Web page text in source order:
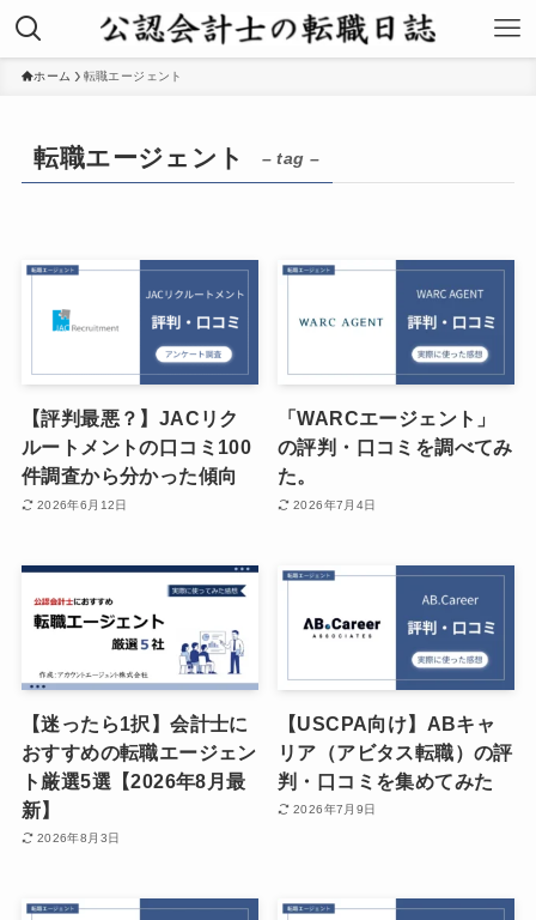
ホーム 転職エージェント
転職エージェント – tag –
【評判最悪？】JACリク
ルートメントの口コミ100
件調査から分かった傾向
2026年6月12日
「WARCエージェント」
の評判・口コミを調べてみ
た。
2026年7月4日
【迷ったら1択】会計士に
おすすめの転職エージェン
ト厳選5選【2026年8月最
新】
2026年8月3日
【USCPA向け】ABキャ
リア（アビタス転職）の評
判・口コミを集めてみた
2026年7月9日